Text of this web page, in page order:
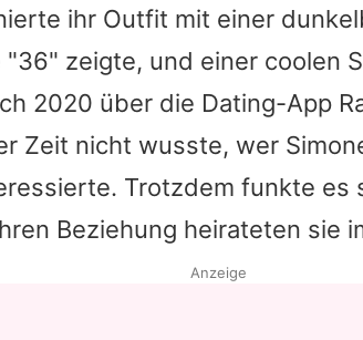
ihr Outfit mit einer
zeigte, und einer coolen
2020 über die Dating-App
Zeit nicht wusste, wer
Trotzdem funkte es
Beziehung heirateten sie
Anzeige